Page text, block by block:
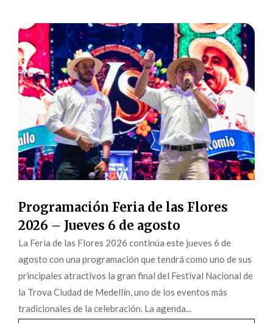
Programación Feria de las Flores
2026 – Jueves 6 de agosto
La Feria de las Flores 2026 continúa este jueves 6 de
agosto con una programación que tendrá como uno de sus
principales atractivos la gran final del Festival Nacional de
la Trova Ciudad de Medellín, uno de los eventos más
tradicionales de la celebración. La agenda...